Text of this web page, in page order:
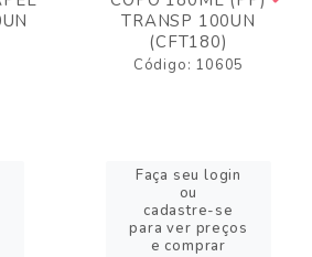
TRANSP 100UN
(CFT180)
Código: 10605
Faça seu login
ou
cadastre-se
para ver preços
e comprar